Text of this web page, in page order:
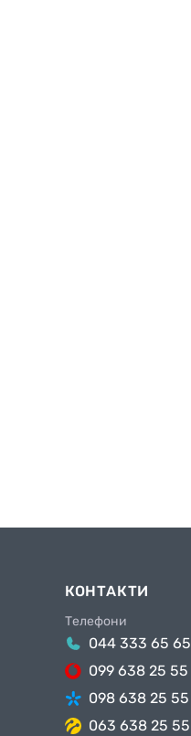
КОНТАКТИ
Телефони
044 333 65 65
099 638 25 55
098 638 25 55
063 638 25 55